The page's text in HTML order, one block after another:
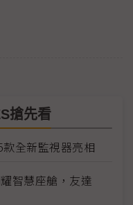
搶先看
全新監視器亮相
智慧座艙，友達